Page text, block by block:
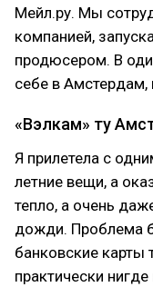
Мейл.ру. Мы
компанией,
продюсером. В
себе в Амстердам,
«Вэлкам» ту
Я прилетела с
летние вещи, а
тепло, а очень
дожди. Проблема
банковские карты
практически